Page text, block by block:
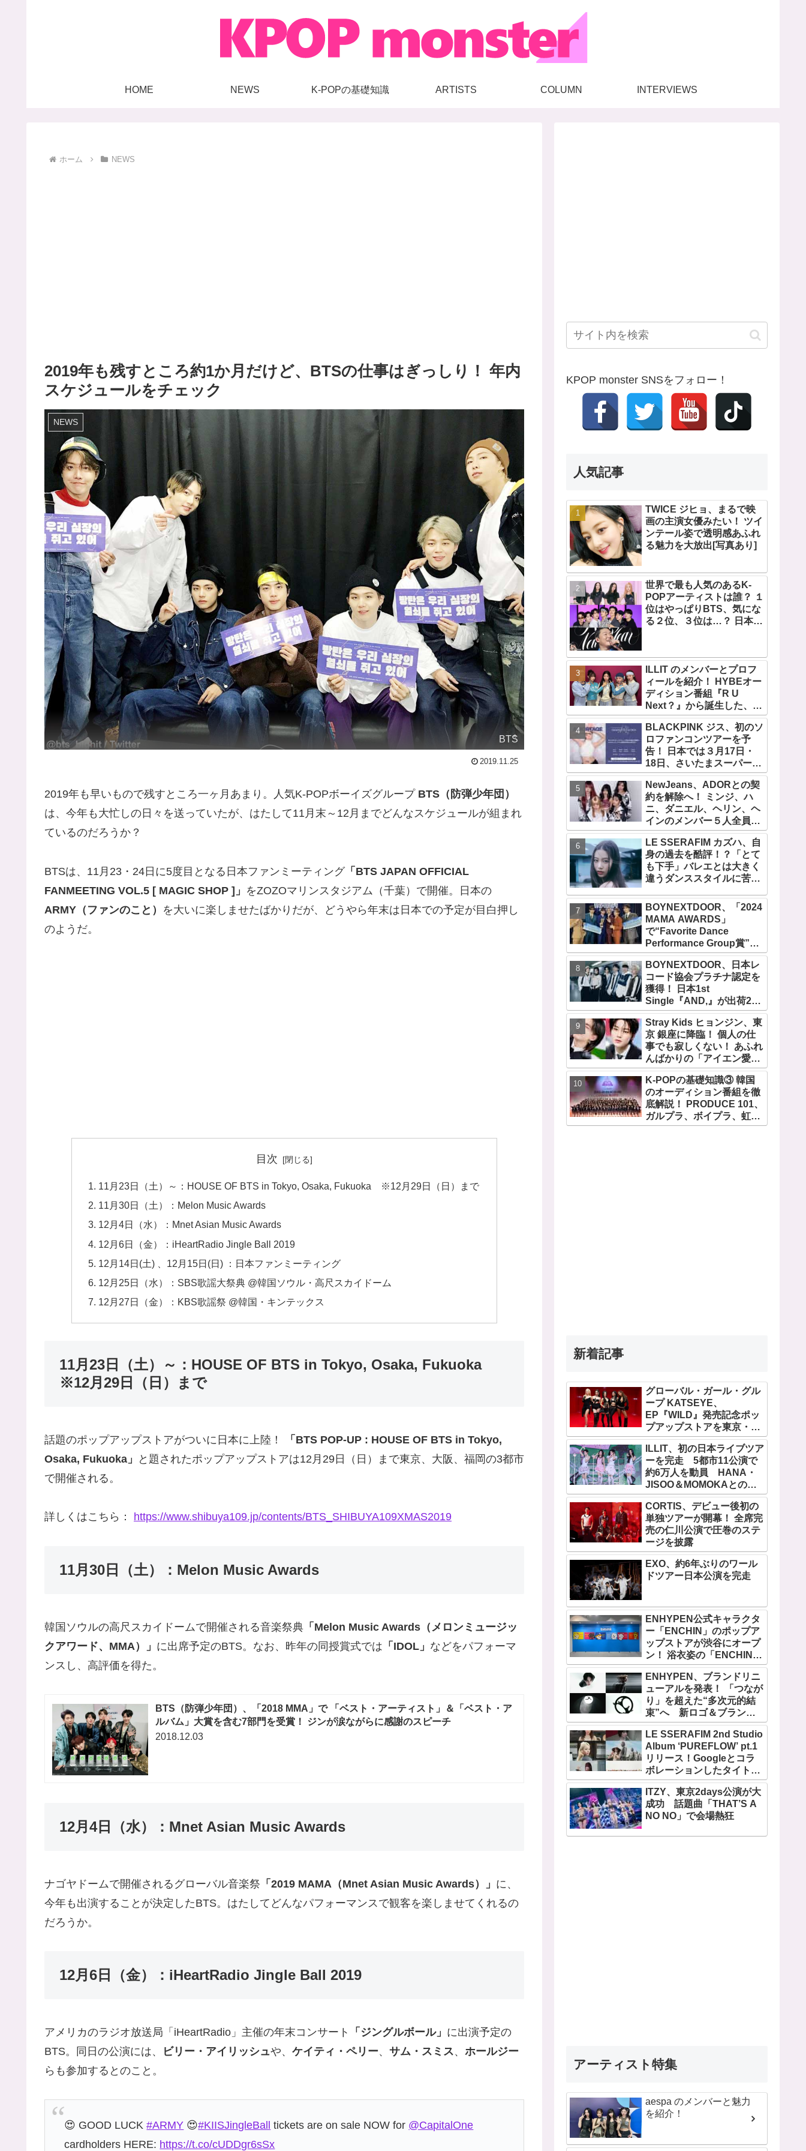
HOME NEWS K-POPの基礎知識 ARTISTS COLUMN INTERVIEWS
ホーム NEWS
2019年も残すところ約1か月だけど、BTSの仕事はぎっしり！ 年内
スケジュールをチェック
NEWS
BTS
2019.11.25
2019年も早いもので残すところ一ヶ月あまり。人気K-POPボーイズグループBTS（防弾少年団）
は、今年も大忙しの日々を送っていたが、はたして11月末～12月までどんなスケジュールが組まれ
ているのだろうか？
BTSは、11月23・24日に5度目となる日本ファンミーティング「BTS JAPAN OFFICIAL
FANMEETING VOL.5 [ MAGIC SHOP ]」 をZOZOマリンスタジアム（千葉）で開催。日本の
ARMY（ファンのこと） を大いに楽しませたばかりだが、どうやら年末は日本での予定が目白押し
のようだ。
目次
11月23日（土）～：HOUSE OF BTS in Tokyo, Osaka, Fukuoka ※12月29日（日）まで
11月30日（土）：Melon Music Awards
12月4日（水）：Mnet Asian Music Awards
12月6日（金）：iHeartRadio Jingle Ball 2019
12月14日(土) 、12月15日(日) ：日本ファンミーティング
12月25日（水）：SBS歌謡大祭典 @韓国ソウル・高尺スカイドーム
12月27日（金）：KBS歌謡祭 @韓国・キンテックス
11月23日（土）～：HOUSE OF BTS in Tokyo, Osaka, Fukuoka
※12月29日（日）まで
話題のポップアップストアがついに日本に上陸！
「BTS POP-UP : HOUSE OF BTS in Tokyo,
Osaka, Fukuoka」
と題されたポップアップストアは12月29日（日）まで東京、大阪、福岡の3都市
で開催される。
詳しくはこちら： https://www.shibuya109.jp/contents/BTS_SHIBUYA109XMAS2019
11月30日（土）：Melon Music Awards
韓国ソウルの高尺スカイドームで開催される音楽祭典 「Melon Music Awards（メロンミュージッ
クアワード、MMA）」 に出席予定のBTS。なお、昨年の同授賞式では 「IDOL」 などをパフォーマ
ンスし、高評価を得た。
BTS（防弾少年団）、「2018 MMA」で 「ベスト・アーティスト」＆「ベスト・ア
ルバム」大賞を含む7部門を受賞！ ジンが涙ながらに感謝のスピーチ
2018.12.03
12月4日（水）：Mnet Asian Music Awards
ナゴヤドームで開催されるグローバル音楽祭 「2019 MAMA（Mnet Asian Music Awards）」 に、
今年も出演することが決定したBTS。はたしてどんなパフォーマンスで観客を楽しませてくれるの
だろうか。
12月6日（金）：iHeartRadio Jingle Ball 2019
アメリカのラジオ放送局「iHeartRadio」主催の年末コンサート 「ジングルボール」 に出演予定の
BTS。同日の公演には、
ビリー・アイリッシュや、 ケイティ・ペリー、 サム・スミス、 ホールジー
らも参加するとのこと。
😍 GOOD LUCK#ARMY 😍#KIISJingleBall tickets are on sale NOW for @CapitalOne
cardholders HERE: https://t.co/cUDDgr6sSx
KPOP monster SNSをフォロー！
人気記事
TWICE ジヒョ、まるで映
画の主演女優みたい！ ツイ
ンテール姿で透明感あふれ
る魅力を大放出[写真あり]
世界で最も人気のあるK-
POPアーティストは誰？ １
位はやっぱりBTS、気にな
る２位、３位は…？ 日本の
の個性あふれるデータに注
目殺到
ILLIT のメンバーとプロフ
ィールを紹介！ HYBEオー
ディション番組『R U
Next？』から誕生した、日
本人のイロハとモカを含む
5人組ガールズグループ！
デビュー曲「Magnetic」が
いきなりの大ヒット
BLACKPINK ジス、初のソ
ロファンコンツアーを予
告！ 日本では３月17日・
18日、さいたまスーパーア
リーナで開催決定！ コンセ
プトは“愛のカケラ”！？ 14
日には新アルバム
『AMORTAGE』もリリー
ス
NewJeans、ADORとの契
約を解除へ！ ミンジ、ハ
ニ、ダニエル、ヘリン、ヘ
インのメンバー５人全員で
緊急記者会見！
「NewJeans never
dies!」と微笑みの宣言！
ADOR側、2029年まで契約
有効と主張
LE SSERAFIM カズハ、自
身の過去を酷評！？「とて
も下手」バレエとは大きく
違うダンススタイルに苦
に努力を重ねる姿に称賛の
声続々
BOYNEXTDOOR、「2024
MAMA AWARDS」
で“Favorite Dance
Performance Group賞”を
受賞！ 京セラドーム大阪で
オリジナルステージパフォ
ーマンス披露！ 卒業パーテ
ィーをコンセプトにスーツ
で魅了【動画あり】
BOYNEXTDOOR、日本レ
コード協会プラチナ認定を
獲得！ 日本1st
Single『AND,』が出荷25
万枚を超える！ 韓国での９
月カムバックも決定
Stray Kids ヒョンジン、東
京 銀座に降臨！ 個人の仕
事でも寂しくない！ あふれ
んばかりの「アイエン愛」
が伝わる愛用品にほっこり
K-POPの基礎知識③ 韓国
のオーディション番組を徹
底解説！ PRODUCE 101、
ガルプラ、ボイプラ、虹プ
ロ・・ NiziUやKep1er、
新着記事
グローバル・ガール・グル
ープ KATSEYE、
EP『WILD』発売記念ポッ
プアップストアを東京・原
宿で開催 限定グッズも登
場ILLIT、初の日本ライブツア
ーを完走 5都市11公演で
約6万人を動員 HANA・
JISOO＆MOMOKAとのス
ペシャルコラボも実現
CORTIS、デビュー後初の
単独ツアーが開幕！ 全席完
売の仁川公演で圧巻のステ
ージを披露
EXO、約6年ぶりのワール
ドツアー日本公演を完走
ENHYPEN公式キャラクタ
ー「ENCHIN」のポップア
ップストアが渋谷にオープ
ン！ 浴衣姿の「ENCHIN」
が登場
ENHYPEN、ブランドリニ
ューアルを発表！ 「つなが
り」を超えた“多次元的結
束”へ 新ロゴ＆ブランド
フィルム公開
LE SSERAFIM 2nd Studio
Album ‘PUREFLOW’ pt.1
リリース！Googleとコラ
ボレーションしたタイトル
曲「BOOMPALA」MVも公
開
ITZY、東京2days公演が大
成功 話題曲「THAT’S A
NO NO」で会場熱狂
アーティスト特集
aespa のメンバーと魅力
を紹介！